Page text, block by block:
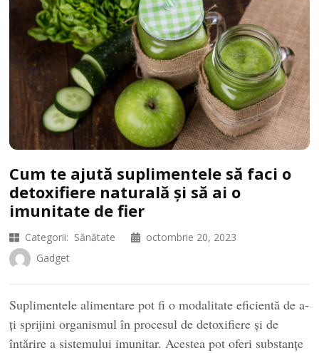
Cum te ajută suplimentele să faci o
detoxifiere naturală și să ai o
imunitate de fier
Categorii: Sănătate
octombrie 20, 2023
Gadget
Suplimentele alimentare pot fi o modalitate eficientă de a-
ți sprijini organismul în procesul de detoxifiere și de
întărire a sistemului imunitar. Acestea pot oferi substanțe